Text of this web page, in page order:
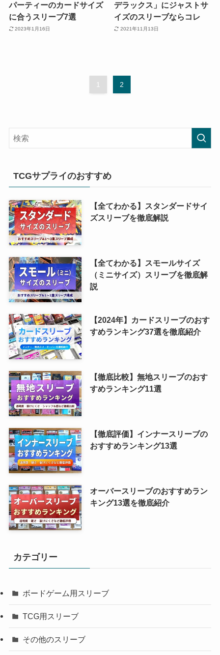
パーティーのカードサイズ
に合うスリーブ7選
2023年1月16日
デラックス」にジャストサ
イズのスリーブならコレ
2021年11月13日
1 2
TCGサプライのおすすめ
【全てわかる】スタンダードサイ
ズスリーブを徹底解説
【全てわかる】スモールサイズ
（ミニサイズ）スリーブを徹底解
説
【2024年】カードスリーブのおす
すめランキング37選を徹底紹介
【徹底比較】無地スリーブのおす
すめランキング11選
【徹底評価】インナースリーブの
おすすめランキング13選
オーバースリーブのおすすめラン
キング13選を徹底紹介
カテゴリー
ボードゲーム用スリーブ
TCG用スリーブ
その他のスリーブ